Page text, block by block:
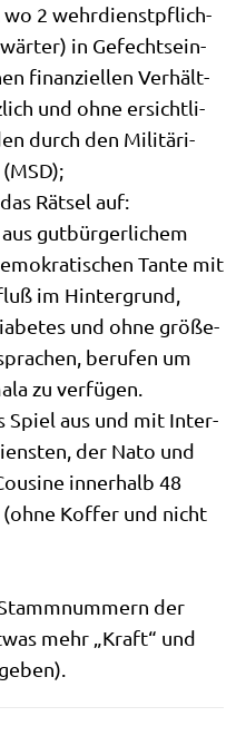
wo 2 wehr­dienst­pflich­
in Gefechts­ein­
finan­zi­el­len Ver­hält­
und ohne ersicht­li­
durch den Mili­tä­ri­
Rät­sel auf:
gut­bür­ger­li­chem
Tan­te mit
im Hin­ter­grund,
und ohne grö­ße­
beru­fen um
zu verfügen.
Spiel aus und mit Inter­
der Nato und
inner­halb 48
Kof­fer und nicht
der
mehr „Kraft“ und